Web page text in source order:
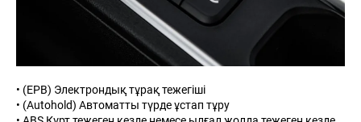
• (EPB) Электрондық тұрақ тежегіші
• (Autohold) Автоматты түрде ұстап тұру